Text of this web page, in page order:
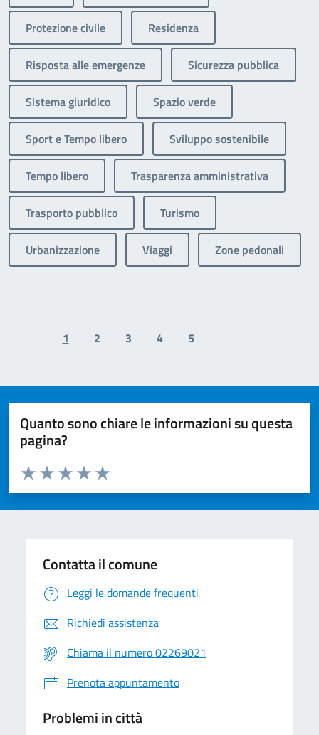
Protezione civile Residenza
Risposta alle emergenze Sicurezza pubblica
Sistema giuridico Spazio verde
Sport e Tempo libero Sviluppo sostenibile
Tempo libero Trasparenza amministrativa
Trasporto pubblico Turismo
Urbanizzazione Viaggi Zone pedonali
Previous page
1 2 3 4 5
Quanto sono chiare le informazioni su questa
pagina?
Valuta da 1 a 5 stelle la pagina
Valuta 5 stelle su 5
Valuta 4 stelle su 5
Valuta 3 stelle su 5
Valuta 2 stelle su 5
Valuta 1 stelle su 5
Contatta il comune
Leggi le domande frequenti
Richiedi assistenza
Chiama il numero 02269021
Prenota appuntamento
Problemi in città